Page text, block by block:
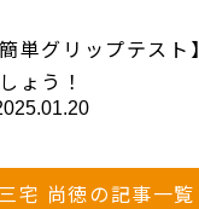
単グリップテス
ょう！
三宅 尚徳の記事一覧